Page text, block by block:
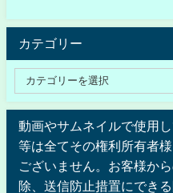
カテゴリー
動画やサムネイルで使用
等は全てその権利所有者
ございません。お客様か
除、送信防止措置にでき